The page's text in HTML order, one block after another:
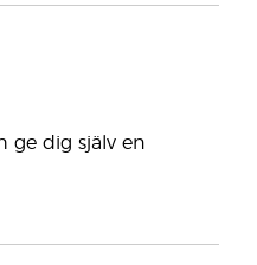
ge dig själv en